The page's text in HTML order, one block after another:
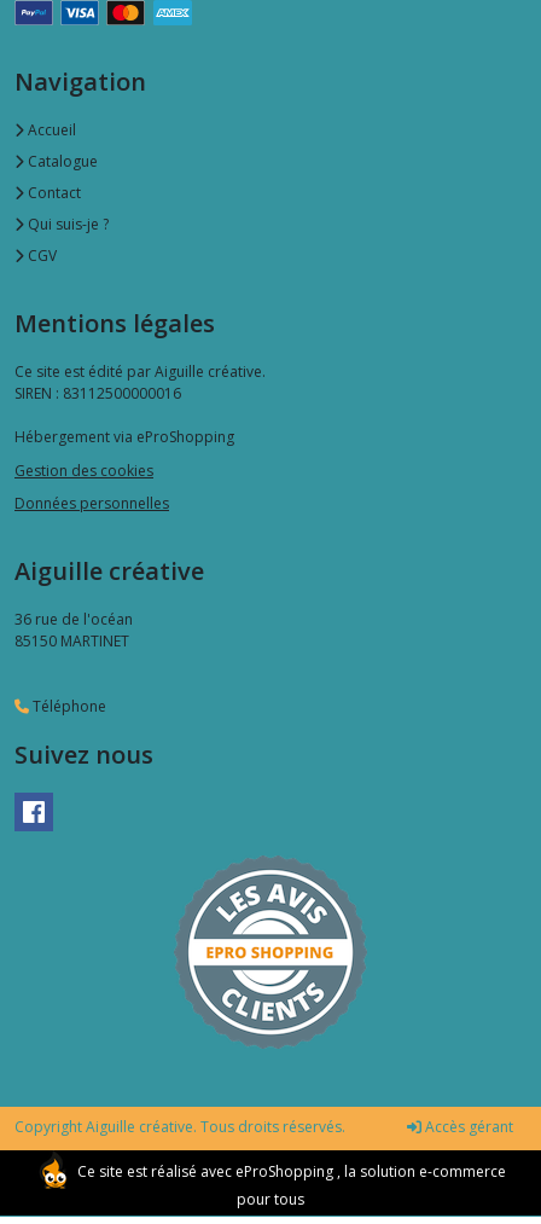
Navigation
Accueil
Catalogue
Contact
Qui suis-je ?
CGV
Mentions légales
Ce site est édité par Aiguille créative.
SIREN : 83112500000016
Hébergement via eProShopping
Gestion des cookies
Données personnelles
Aiguille créative
36 rue de l'océan
85150 MARTINET
Téléphone
Suivez nous
Copyright Aiguille créative. Tous droits réservés. Accès gérant
Ce site est réalisé avec eProShopping, la solution e-commerce
pour tous